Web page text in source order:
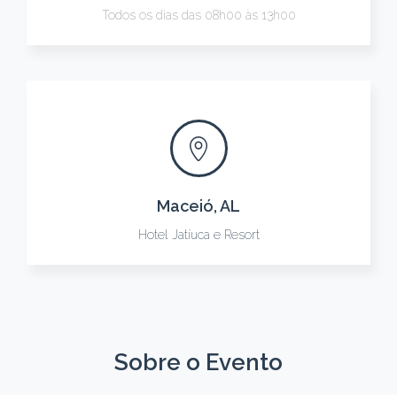
Todos os dias das 08h00 às 13h00
Maceió, AL
Hotel Jatíuca e Resort
Sobre o Evento